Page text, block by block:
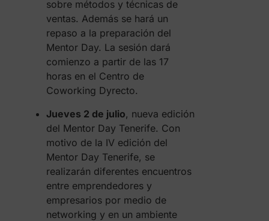
sobre métodos y técnicas de
ventas. Además se hará un
repaso a la preparación del
Mentor Day. La sesión dará
comienzo a partir de las 17
horas en el Centro de
Coworking Dyrecto.
Jueves 2 de julio, nueva edición
del Mentor Day Tenerife. Con
motivo de la IV edición del
Mentor Day Tenerife, se
realizarán diferentes encuentros
entre emprendedores y
empresarios por medio de
networking y en un ambiente